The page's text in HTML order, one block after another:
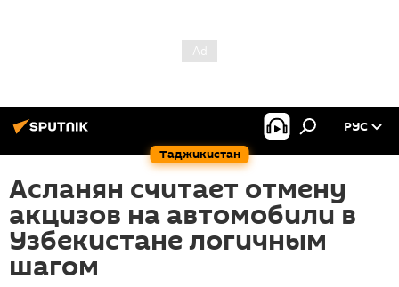
Таджикистан
РУС
Асланян считает отмену
акцизов на автомобили в
Узбекистане логичным
шагом